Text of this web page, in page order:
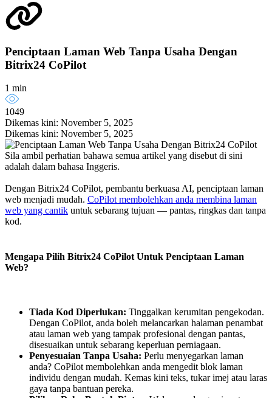
Penciptaan Laman Web Tanpa Usaha Dengan
Bitrix24 CoPilot
1 min
1049
Dikemas kini: November 5, 2025
Dikemas kini: November 5, 2025
Sila ambil perhatian bahawa semua artikel yang disebut di sini
adalah dalam bahasa Inggeris.
Dengan Bitrix24 CoPilot, pembantu berkuasa AI, penciptaan laman
web menjadi mudah. CoPilot membolehkan anda membina laman
web yang cantik untuk sebarang tujuan — pantas, ringkas dan tanpa
kod.
Mengapa Pilih Bitrix24 CoPilot Untuk Penciptaan Laman
Web?
Tiada Kod Diperlukan: Tinggalkan kerumitan pengekodan.
Dengan CoPilot, anda boleh melancarkan halaman penambat
atau laman web yang tampak profesional dengan pantas,
disesuaikan untuk sebarang keperluan perniagaan.
Penyesuaian Tanpa Usaha: Perlu menyegarkan laman
anda? CoPilot membolehkan anda mengedit blok laman
individu dengan mudah. Kemas kini teks, tukar imej atau laras
gaya tanpa bantuan pereka.